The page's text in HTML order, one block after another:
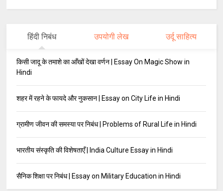
हिंदी निबंध उपयोगी लेख उर्दू साहित्य
किसी जादू के तमाशे का आँखों देखा वर्णन | Essay On Magic Show in
Hindi
शहर में रहने के फायदे और नुकसान | Essay on City Life in Hindi
ग्रामीण जीवन की समस्या पर निबंध | Problems of Rural Life in Hindi
भारतीय संस्कृति की विशेषताएँ | India Culture Essay in Hindi
सैनिक शिक्षा पर निबंध | Essay on Military Education in Hindi